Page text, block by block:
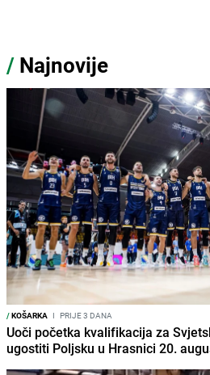
/ Najnovije
/KOŠARKA I PRIJE 3 DANA
Uoči početka kvalifikacija za
ugostiti Poljsku u Hrasnici 20.